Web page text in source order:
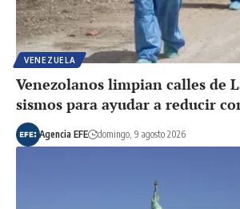
VENEZUELA
Venezolanos limpian calles de
sismos para ayudar a reducir
Agencia EFE domingo, 9 agosto 2026